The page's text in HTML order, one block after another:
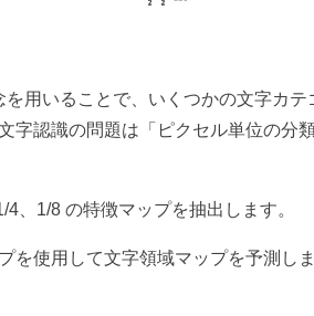
用いることで、いくつかの文字カテ
認識の問題は「ピクセル単位の分類
、1/8 の特徴マップを抽出します。
を使用して文字領域マップを予測し